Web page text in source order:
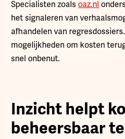
Specialisten zoalsoaz.nl
het signaleren van
afhandelen van
mogelijkheden om kosten
snel onbenut.
Inzicht helpt
beheersbaar